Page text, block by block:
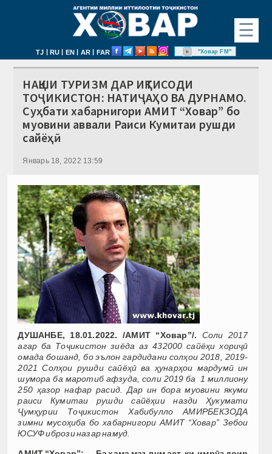
☰
TJ | RU | EN | AR | FAR "Ховар FM"
НАҚШИ ТУРИЗМ ДАР ИҚТИСОДИ
ТОҶИКИСТОН: НАТИҶАҲО ВА ДУРНАМО.
Суҳбати хабарнигори АМИТ “Ховар” бо
муовини аввали Раиси Кумитаи рушди
сайёҳӣ
Январь 18, 2022 13:59
ДУШАНБЕ, 18.01.2022. /АМИТ “Ховар”/.
Соли 2017
агар ба Тоҷикистон зиёда аз 432000 сайёҳи хориҷӣ
омада бошанд, бо эълон гардидани солҳои 2018, 2019-
2021 Солҳои рушди сайёҳӣ ва ҳунарҳои мардумӣ ин
шумора ба маротиб афзуда, соли 2019 ба 1 миллиону
250 ҳазор нафар расид. Дар ин бора муовини якуми
раиси Кумитаи рушди сайёҳии назди Ҳукумати
Ҷумҳурии Тоҷикистон Хабибулло АМИРБЕКЗОДА
зимни мусоҳиба бо хабарнигори АМИТ “Ховар” Зебои
ЮСУФ ибрози назар намуд.